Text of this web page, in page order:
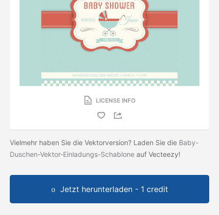
LICENSE INFO
Vielmehr haben Sie die Vektorversion? Laden Sie die Baby-
Duschen-Vektor-Einladungs-Schablone auf Vecteezy!
Jetzt herunterladen - 1 credit